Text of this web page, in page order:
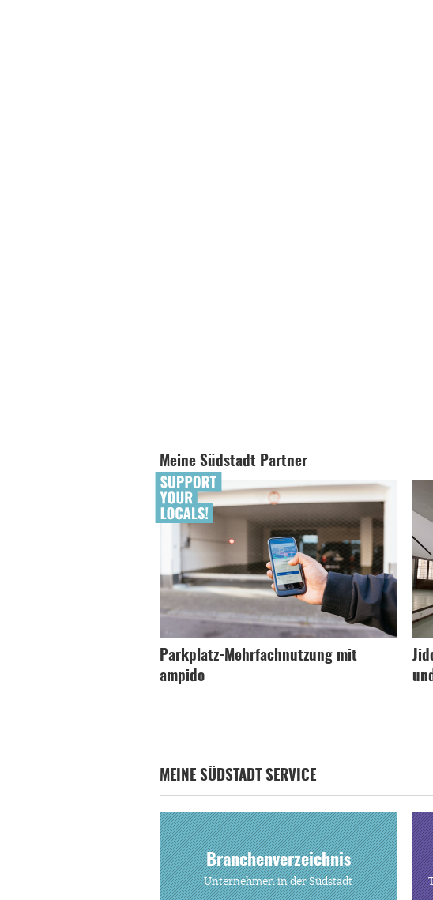
Meine Südstadt Partner
Parkplatz-Mehrfachnutzung mit
ampido
MEINE SÜDSTADT SERVICE
Branchenverzeichnis
Unternehmen in der Südstadt